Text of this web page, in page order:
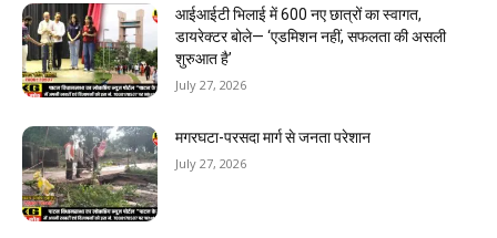
आईआईटी भिलाई में 600 नए छात्रों का स्वागत,
डायरेक्टर बोले— ‘एडमिशन नहीं, सफलता की असली
शुरुआत है’
July 27, 2026
मगरघटा-परसदा मार्ग से जनता परेशान
July 27, 2026